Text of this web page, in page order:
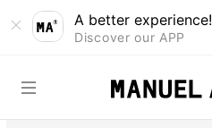
A better experience!
Discover our APP
Saltar para o
conteúdo
Saltar para a